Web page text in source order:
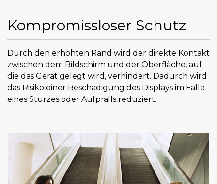
Kompromissloser Schutz
Durch den erhöhten Rand wird der direkte Kontakt
zwischen dem Bildschirm und der Oberfläche, auf
die das Gerät gelegt wird, verhindert. Dadurch wird
das Risiko einer Beschädigung des Displays im Falle
eines Sturzes oder Aufpralls reduziert.